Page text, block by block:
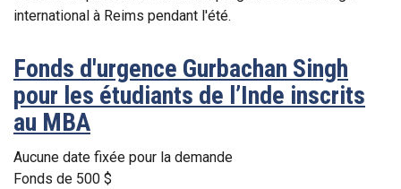
international à Reims pendant l'été.
Fonds d'urgence Gurbachan Singh
pour les étudiants de l’Inde inscrits
au MBA
Aucune date fixée pour la demande
Fonds de 500 $